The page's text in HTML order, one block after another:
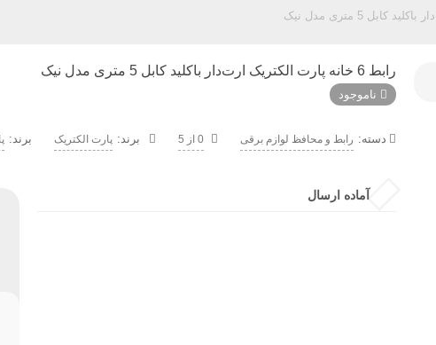
رابط 6 خانه پارت الکتریک ارت‌دار باکلید کابل 5 متری مدل نیک
ناموجود
دسته: رابط و محافظ لوازم برقی 0 از 5 پارت الکتریک برند:
آماده ارسال